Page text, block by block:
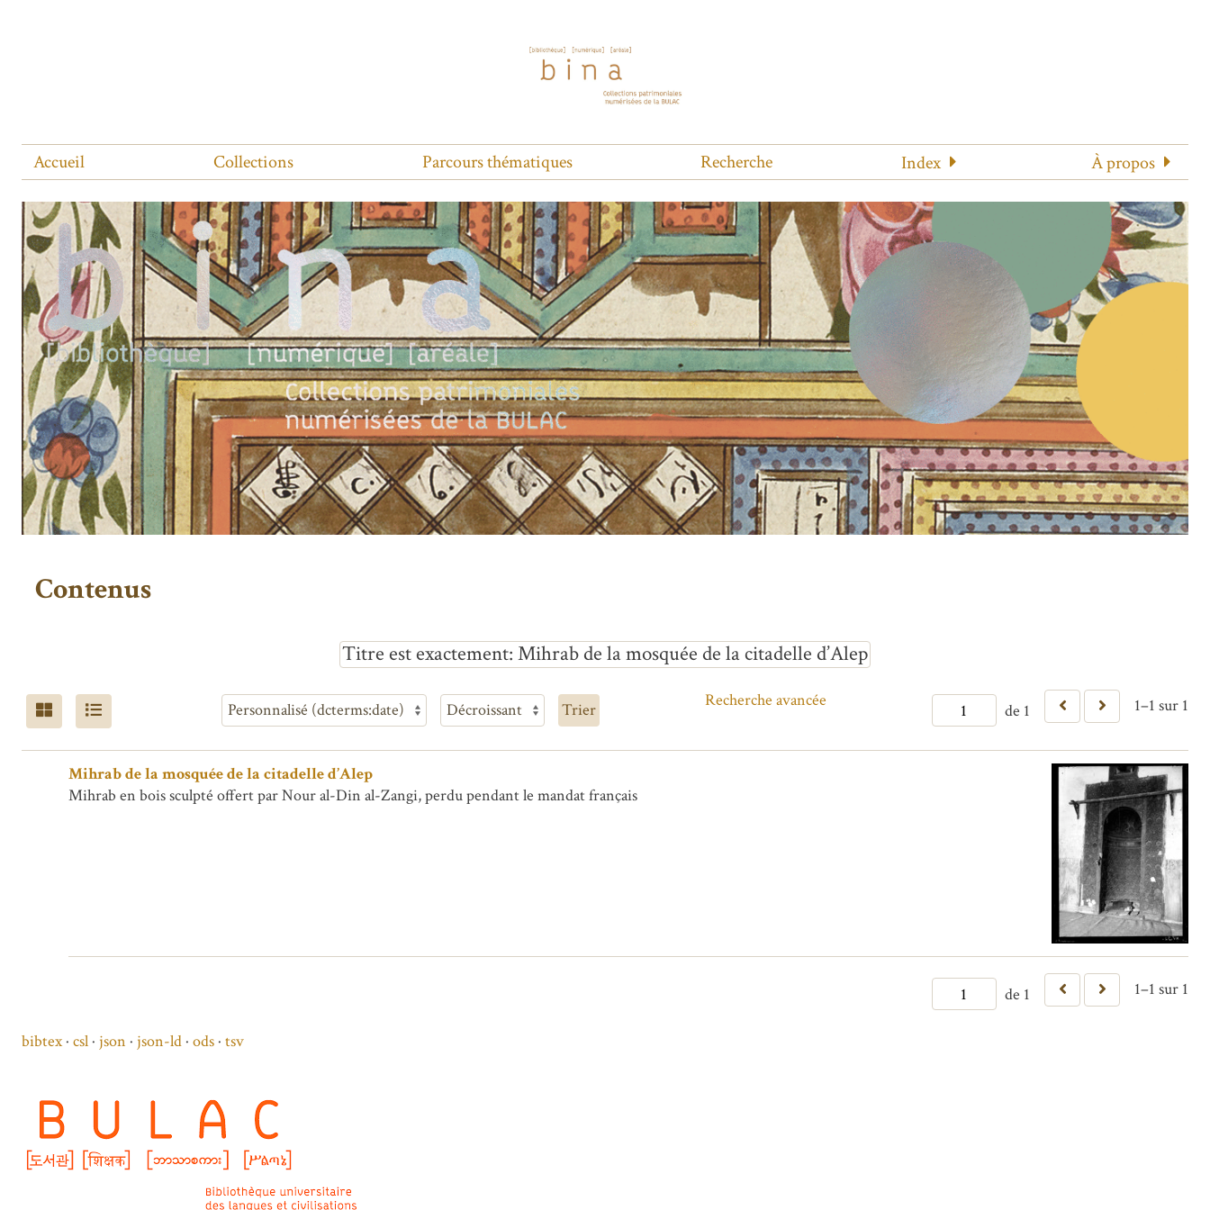
Accueil Collections Parcours thématiques Recherche Index À propos
Contenus
Titre est exactement Mihrab de la mosquée de la citadelle d’Alep
de 1 1–1 sur 1
Recherche avancée
Trier
Mihrab de la mosquée de la citadelle d’Alep
Mihrab en bois sculpté offert par Nour al-Din al-Zangi, perdu pendant le mandat français
de 1 1–1 sur 1
bibtex csl json json-ld ods tsv